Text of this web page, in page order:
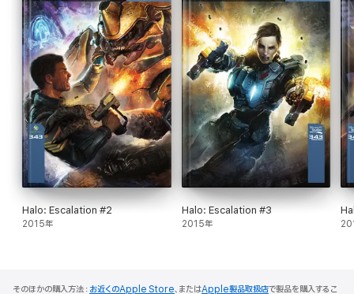
Halo: Escalation #2
2015年
Halo: Escalation #3
2015年
そのほかの購入方法： お近くのApple Store、またはApple製品取扱店で製品を購入するこ